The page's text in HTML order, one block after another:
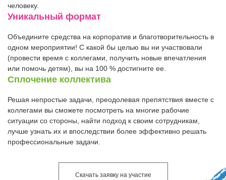
человеку.
Уникальный формат
Объедините средства на корпоратив и благотворительность в
одном мероприятии! С какой бы целью вы ни участвовали
(провести время с коллегами, получить новые впечатления
или помочь детям), вы на 100 % достигните ее.
Сплочение коллектива
Решая непростые задачи, преодолевая препятствия вместе с
коллегами вы сможете посмотреть на многие рабочие
ситуации со стороны, найти подход к своим сотрудникам,
лучше узнать их и впоследствии более эффективно решать
профессиональные задачи.
Скачать заявку на участие